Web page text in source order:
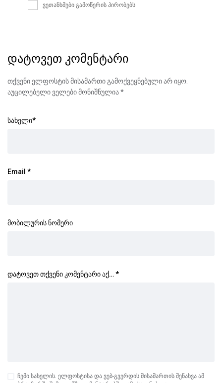
ვეთანხმები გამოწერის პირობებს
დატოვეთ კომენტარი
თქვენი ელფოსტის მისამართი გამოქვეყნებული არ იყო.
აუცილებელი ველები მონიშნულია*
სახელი*
Email *
მობილურის ნომერი
დატოვეთ თქვენი კომენტარი აქ… *
ჩემი სახელის. ელფოსტისა და ვებ-გვერდის მისამართის შენახვა ამ